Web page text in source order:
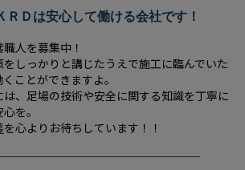
ＲＤは安心して働ける会社です！
人を募集中！
をしっかりと講じたうえで施工に臨んでいた
ことができますよ。
、足場の技術や安全に関する知識を丁寧に
を。
を心よりお待ちしています！！